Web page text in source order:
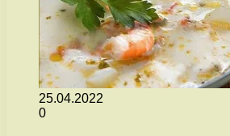
25.04.2022
0